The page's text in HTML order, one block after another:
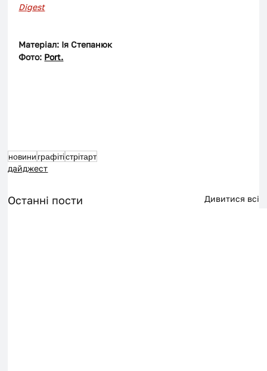
Digest
Матеріал: Ія Степанюк
Фото: Port.
новини графітістрітарт
дайджест
Останні пости Дивитися всі